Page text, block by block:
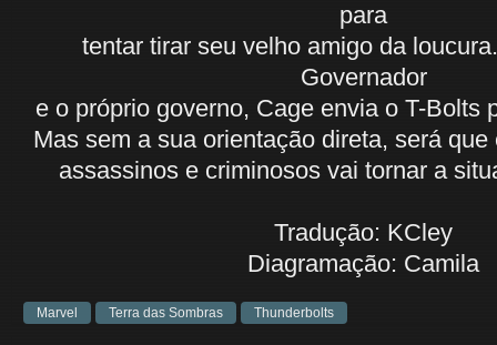
para
tentar tirar seu velho amigo da
Governador
e o próprio governo, Cage envia o T-Bolts
Mas sem a sua orientação direta, será
assassinos e criminosos vai tornar a
Tradução: KCley
Diagramação: Camila
Marvel Terra das Sombras Thunderbolts